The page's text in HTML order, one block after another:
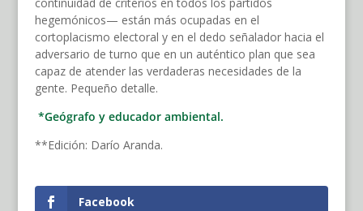
hegemónicos— están más ocupadas en el
cortoplacismo electoral y en el dedo señalador hacia el
adversario de turno que en un auténtico plan que sea
capaz de atender las verdaderas necesidades de la
gente. Pequeño detalle.
*Geógrafo y educador ambiental.
**Edición: Darío Aranda.
Facebook